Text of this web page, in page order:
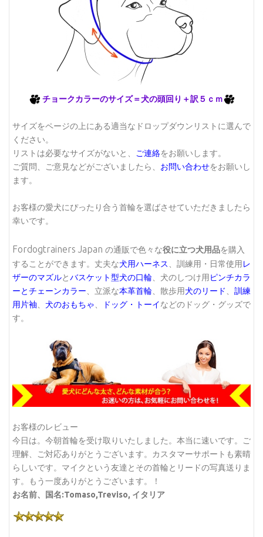
チョークカラーのサイズ＝犬の頭回り＋訳５ｃｍ
サイズをページの上にある適当なドロップダウンリストに選んで
ください。
リストは必要なサイズがないと、
ご連絡をお願いします。
ご質問、ご意見などがございましたら、 お問い合わせをお願いし
ます。
お客様の愛犬にぴったり合う首輪を選ばさせていただきましたら
幸いです。
Fordogtrainers Japan の通販で色々な役に立つ犬用品を購入
することができます。丈夫な犬用ハーネス 、訓練用・日常使用 レ
ザーのマズルとバスケット型犬の口輪 、犬のしつけ用 ピンチカラ
ーとチェーンカラー 、立派な本革首輪 、散歩用犬のリード
訓練
用片袖
犬のおもちゃ ドッグ・トーイなどのドッグ・グッズで
す。
お客様のレビュー
今日は。今朝首輪を受け取りいたしました。本当に速いです。ご
理解、ご対応ありがとうございます。カスタマーサポートも素晴
らしいです。マイクという友達とその首輪とリードの写真送りま
す。もう一度ありがとうございます。！
お名前、国名:Tomaso,Treviso, イタリア